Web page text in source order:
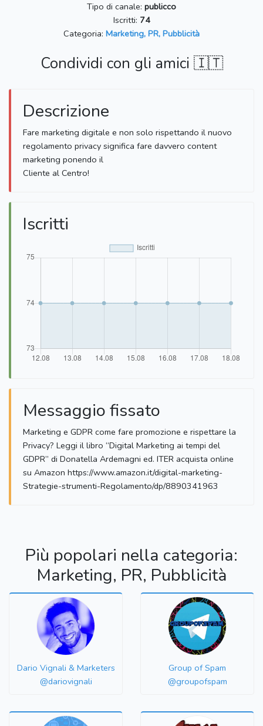
Tipo di canale: publicco
Iscritti: 74
Categoria: Marketing, PR, Pubblicità
Condividi con gli amici 🇮🇹
Descrizione
Fare marketing digitale e non solo rispettando il nuovo
regolamento privacy significa fare davvero content
marketing ponendo il
Cliente al Centro!
Iscritti
Messaggio fissato
Marketing e GDPR come fare promozione e rispettare la
Privacy? Leggi il libro “Digital Marketing ai tempi del
GDPR” di Donatella Ardemagni ed. ITER acquista online
su Amazon https://www.amazon.it/digital-marketing-
Strategie-strumenti-Regolamento/dp/8890341963
Più popolari nella categoria:
Marketing, PR, Pubblicità
Dario Vignali & Marketers
@dariovignali
Group of Spam
@groupofspam